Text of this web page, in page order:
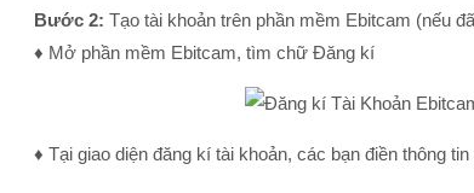
Bước 2: Tạo tài khoản trên phần mềm Ebitcam (nếu
♦ Mở phần mềm Ebitcam, tìm chữ Đăng kí
♦ Tại giao diện đăng kí tài khoản, các bạn điền thông